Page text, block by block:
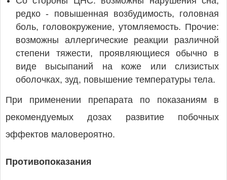
редко - повышенная возбудимость, головная
боль, головокружение, утомляемость. Прочие:
возможны аллергические реакции различной
степени тяжести, проявляющиеся обычно в
виде высыпаний на коже или слизистых
оболочках, зуд, повышение температуры тела.
При применении препарата по показаниям в
рекомендуемых дозах развитие побочных
эффектов маловероятно.
Противопоказания